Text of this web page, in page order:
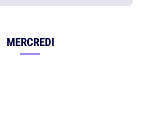
MERCREDI